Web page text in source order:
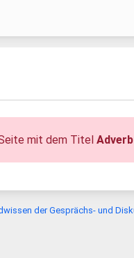
mit dem Titel Adverb
der Gesprächs- und